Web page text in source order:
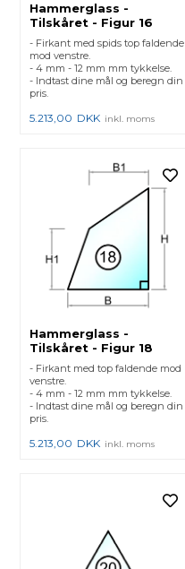
Hammerglass -
Tilskåret - Figur 16
- Firkant med spids top faldende
mod venstre.
- 4 mm - 12 mm mm tykkelse.
- Indtast dine mål og beregn din
pris.
5.213,00 DKK inkl. moms
Hammerglass -
Tilskåret - Figur 18
- Firkant med top faldende mod
venstre.
- 4 mm - 12 mm mm tykkelse.
- Indtast dine mål og beregn din
pris.
5.213,00 DKK inkl. moms